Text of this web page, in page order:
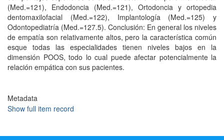
(Med.=121), Endodoncia (Med.=121), Ortodoncia y ortopedia
dentomaxilofacial (Med.=122), Implantología (Med.=125) y
Odontopediatría (Med.=127.5). Conclusión: En general los niveles
de empatía son relativamente altos, pero la característica común
esque todas las especialidades tienen niveles bajos en la
dimensión POOS, todo lo cual puede afectar potencialmente la
relación empática con sus pacientes.
Metadata
Show full item record